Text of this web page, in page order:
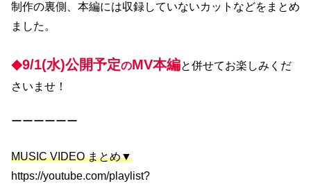
制作の裏側、本編には収録していないカットなどをまとめ
ました。
◆9/1(水)公開予定のMV本編と併せてお楽しみくだ
さいませ！
ーーーーーー
MUSIC VIDEO まとめ▼
https://youtube.com/playlist?